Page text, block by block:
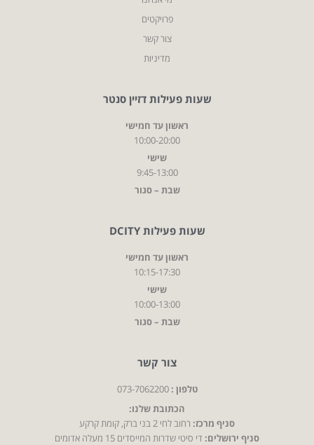
פרויקטים
צור קשר
מדיניות
שעות פעילות דזיין סנטר
ראשון עד חמישי
10:00-20:00
שישי
9:45-13:00
שבת – סגור
שעות פעילות DCITY
ראשון עד חמישי
10:15-17:30
שישי
10:00-13:00
שבת – סגור
צור קשר
טלפון : 073-7062200
הכתובת שלנו:
סניף מרכז:רחוב לחי 2 בני ברק, קומת קרקע
סניף ירושלים:די סיטי שדרות המייסדים 15 מעלה אדומים